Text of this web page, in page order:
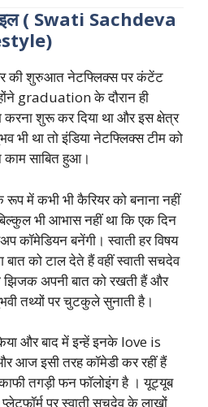
( Swati Sachdeva
की शुरुआत नेटफ्लिक्स पर कंटेंट
graduation के दौरान ही
करना शुरू कर दिया था और इस क्षेत्र
भी था तो इंडिया नेटफ्लिक्स टीम को
साबित हुआ।
में कभी भी कैरियर को बनाना नहीं
भी आभास नहीं था कि एक दिन
कॉमेडियन बनेंगी। स्वाती हर विषय
बात को टाल देते हैं वहीं स्वाती सचदेव
झिजक अपनी बात को रखती हैं और
तथ्यों पर चुटकुले सुनाती है।
और बाद में इन्हें इनके love is
आज इसी तरह कॉमेडी कर रहीं हैं
तगड़ी फन फॉलोइंग है । यूट्यूब
पर स्वाती सचदेव के लाखों